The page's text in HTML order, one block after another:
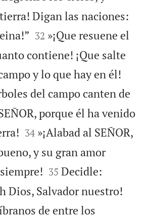
Digan las naciones:


32 »¡Que resuene el
contiene! ¡Que salte
y lo que hay en él!
del campo canten de
porque él ha venido


34 »¡Alabad al SEÑOR,
y su gran amor


35 Decidle:
Dios, Salvador nuestro!
de entre los